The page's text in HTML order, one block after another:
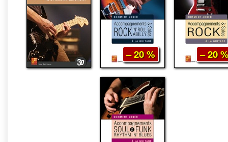
– 20 % – 20